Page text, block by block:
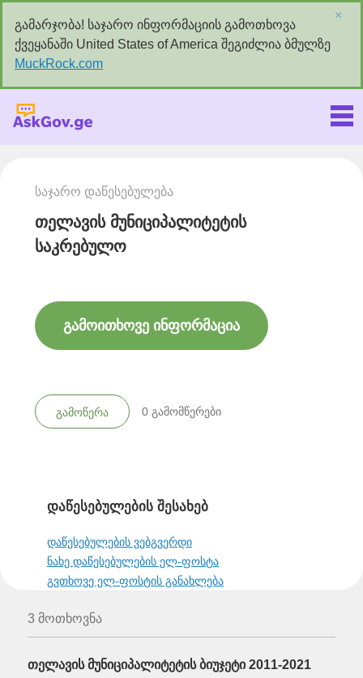
გამარჯობა! საჯარო ინფორმაციის გამოთხოვა
ქვეყანაში United States of America შეგიძლია ბმულზე
MuckRock.com
×
საჯარო დაწესებულება
თელავის მუნიციპალიტეტის
საკრებულო
გამოითხოვე ინფორმაცია
გამოწერა 0 გამომწერები
დაწესებულების შესახებ
დაწესებულების ვებგვერდი
ნახე დაწესებულების ელ-ფოსტა
გვთხოვე ელ-ფოსტის განახლება
3 მოთხოვნა
თელავის მუნიციპალიტეტის ბიუჯეტი 2011-2021